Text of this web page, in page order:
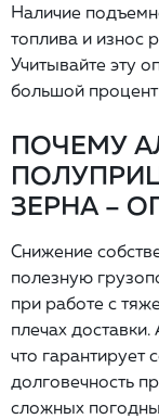
Наличие
топлива и износ
Учитывайте эту
большой
ПОЧЕМУ
ЗЕРНА –
Снижение
полезную
при работе с
плечах
что гарантирует
долговечность
сложных